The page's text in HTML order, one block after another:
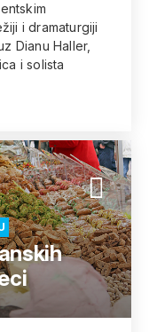
i dramaturgiji
Dianu Haller,
i solista